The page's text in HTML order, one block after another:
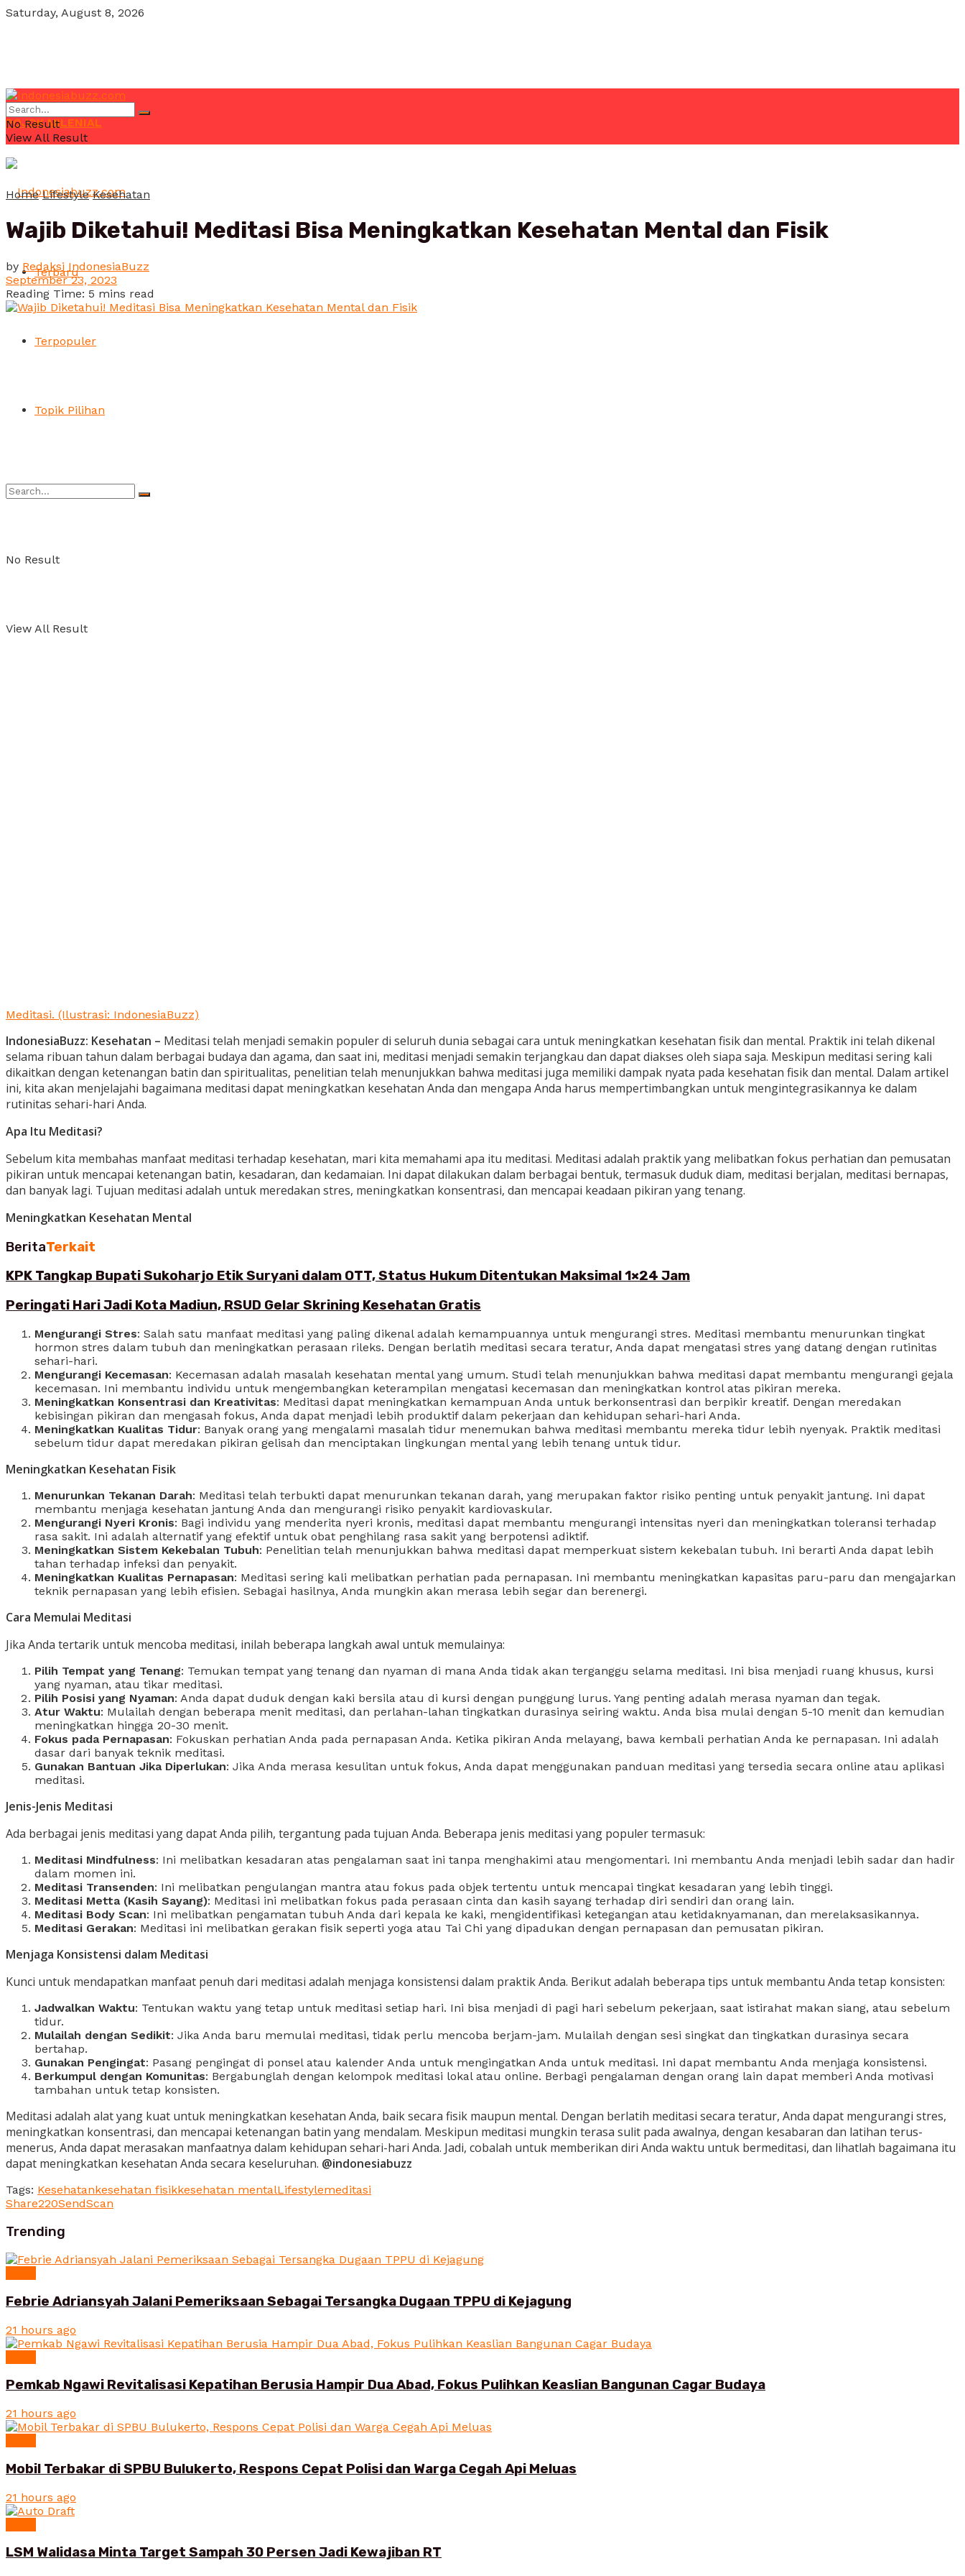
Saturday, August 8, 2026
POJOK MILENIAL
Terbaru
Terpopuler
Topik Pilihan
No Result
View All Result
No Result
View All Result
Home Lifestyle Kesehatan
Wajib Diketahui! Meditasi Bisa Meningkatkan Kesehatan Mental dan Fisik
by Redaksi IndonesiaBuzz
September 23, 2023
Reading Time: 5 mins read
Meditasi. (Ilustrasi: IndonesiaBuzz)
IndonesiaBuzz: Kesehatan – Meditasi telah menjadi semakin populer di seluruh dunia sebagai cara untuk meningkatkan kesehatan fisik dan mental. Praktik ini telah dikenal
selama ribuan tahun dalam berbagai budaya dan agama, dan saat ini, meditasi menjadi semakin terjangkau dan dapat diakses oleh siapa saja. Meskipun meditasi sering kali
dikaitkan dengan ketenangan batin dan spiritualitas, penelitian telah menunjukkan bahwa meditasi juga memiliki dampak nyata pada kesehatan fisik dan mental. Dalam artikel
ini, kita akan menjelajahi bagaimana meditasi dapat meningkatkan kesehatan Anda dan mengapa Anda harus mempertimbangkan untuk mengintegrasikannya ke dalam
rutinitas sehari-hari Anda.
Apa Itu Meditasi?
Sebelum kita membahas manfaat meditasi terhadap kesehatan, mari kita memahami apa itu meditasi. Meditasi adalah praktik yang melibatkan fokus perhatian dan pemusatan
pikiran untuk mencapai ketenangan batin, kesadaran, dan kedamaian. Ini dapat dilakukan dalam berbagai bentuk, termasuk duduk diam, meditasi berjalan, meditasi bernapas,
dan banyak lagi. Tujuan meditasi adalah untuk meredakan stres, meningkatkan konsentrasi, dan mencapai keadaan pikiran yang tenang.
Meningkatkan Kesehatan Mental
BeritaTerkait
KPK Tangkap Bupati Sukoharjo Etik Suryani dalam OTT, Status Hukum Ditentukan Maksimal 1×24 Jam
Peringati Hari Jadi Kota Madiun, RSUD Gelar Skrining Kesehatan Gratis
Mengurangi Stres: Salah satu manfaat meditasi yang paling dikenal adalah kemampuannya untuk mengurangi stres. Meditasi membantu menurunkan tingkat
hormon stres dalam tubuh dan meningkatkan perasaan rileks. Dengan berlatih meditasi secara teratur, Anda dapat mengatasi stres yang datang dengan rutinitas
sehari-hari.
Mengurangi Kecemasan: Kecemasan adalah masalah kesehatan mental yang umum. Studi telah menunjukkan bahwa meditasi dapat membantu mengurangi gejala
kecemasan. Ini membantu individu untuk mengembangkan keterampilan mengatasi kecemasan dan meningkatkan kontrol atas pikiran mereka.
Meningkatkan Konsentrasi dan Kreativitas: Meditasi dapat meningkatkan kemampuan Anda untuk berkonsentrasi dan berpikir kreatif. Dengan meredakan
kebisingan pikiran dan mengasah fokus, Anda dapat menjadi lebih produktif dalam pekerjaan dan kehidupan sehari-hari Anda.
Meningkatkan Kualitas Tidur: Banyak orang yang mengalami masalah tidur menemukan bahwa meditasi membantu mereka tidur lebih nyenyak. Praktik meditasi
sebelum tidur dapat meredakan pikiran gelisah dan menciptakan lingkungan mental yang lebih tenang untuk tidur.
Meningkatkan Kesehatan Fisik
Menurunkan Tekanan Darah: Meditasi telah terbukti dapat menurunkan tekanan darah, yang merupakan faktor risiko penting untuk penyakit jantung. Ini dapat
membantu menjaga kesehatan jantung Anda dan mengurangi risiko penyakit kardiovaskular.
Mengurangi Nyeri Kronis: Bagi individu yang menderita nyeri kronis, meditasi dapat membantu mengurangi intensitas nyeri dan meningkatkan toleransi terhadap
rasa sakit. Ini adalah alternatif yang efektif untuk obat penghilang rasa sakit yang berpotensi adiktif.
Meningkatkan Sistem Kekebalan Tubuh: Penelitian telah menunjukkan bahwa meditasi dapat memperkuat sistem kekebalan tubuh. Ini berarti Anda dapat lebih
tahan terhadap infeksi dan penyakit.
Meningkatkan Kualitas Pernapasan: Meditasi sering kali melibatkan perhatian pada pernapasan. Ini membantu meningkatkan kapasitas paru-paru dan mengajarkan
teknik pernapasan yang lebih efisien. Sebagai hasilnya, Anda mungkin akan merasa lebih segar dan berenergi.
Cara Memulai Meditasi
Jika Anda tertarik untuk mencoba meditasi, inilah beberapa langkah awal untuk memulainya:
Pilih Tempat yang Tenang: Temukan tempat yang tenang dan nyaman di mana Anda tidak akan terganggu selama meditasi. Ini bisa menjadi ruang khusus, kursi
yang nyaman, atau tikar meditasi.
Pilih Posisi yang Nyaman: Anda dapat duduk dengan kaki bersila atau di kursi dengan punggung lurus. Yang penting adalah merasa nyaman dan tegak.
Atur Waktu: Mulailah dengan beberapa menit meditasi, dan perlahan-lahan tingkatkan durasinya seiring waktu. Anda bisa mulai dengan 5-10 menit dan kemudian
meningkatkan hingga 20-30 menit.
Fokus pada Pernapasan: Fokuskan perhatian Anda pada pernapasan Anda. Ketika pikiran Anda melayang, bawa kembali perhatian Anda ke pernapasan. Ini adalah
dasar dari banyak teknik meditasi.
Gunakan Bantuan Jika Diperlukan: Jika Anda merasa kesulitan untuk fokus, Anda dapat menggunakan panduan meditasi yang tersedia secara online atau aplikasi
meditasi.
Jenis-Jenis Meditasi
Ada berbagai jenis meditasi yang dapat Anda pilih, tergantung pada tujuan Anda. Beberapa jenis meditasi yang populer termasuk:
Meditasi Mindfulness: Ini melibatkan kesadaran atas pengalaman saat ini tanpa menghakimi atau mengomentari. Ini membantu Anda menjadi lebih sadar dan hadir
dalam momen ini.
Meditasi Transenden: Ini melibatkan pengulangan mantra atau fokus pada objek tertentu untuk mencapai tingkat kesadaran yang lebih tinggi.
Meditasi Metta (Kasih Sayang): Meditasi ini melibatkan fokus pada perasaan cinta dan kasih sayang terhadap diri sendiri dan orang lain.
Meditasi Body Scan: Ini melibatkan pengamatan tubuh Anda dari kepala ke kaki, mengidentifikasi ketegangan atau ketidaknyamanan, dan merelaksasikannya.
Meditasi Gerakan: Meditasi ini melibatkan gerakan fisik seperti yoga atau Tai Chi yang dipadukan dengan pernapasan dan pemusatan pikiran.
Menjaga Konsistensi dalam Meditasi
Kunci untuk mendapatkan manfaat penuh dari meditasi adalah menjaga konsistensi dalam praktik Anda. Berikut adalah beberapa tips untuk membantu Anda tetap konsisten:
Jadwalkan Waktu: Tentukan waktu yang tetap untuk meditasi setiap hari. Ini bisa menjadi di pagi hari sebelum pekerjaan, saat istirahat makan siang, atau sebelum
tidur.
Mulailah dengan Sedikit: Jika Anda baru memulai meditasi, tidak perlu mencoba berjam-jam. Mulailah dengan sesi singkat dan tingkatkan durasinya secara
bertahap.
Gunakan Pengingat: Pasang pengingat di ponsel atau kalender Anda untuk mengingatkan Anda untuk meditasi. Ini dapat membantu Anda menjaga konsistensi.
Berkumpul dengan Komunitas: Bergabunglah dengan kelompok meditasi lokal atau online. Berbagi pengalaman dengan orang lain dapat memberi Anda motivasi
tambahan untuk tetap konsisten.
Meditasi adalah alat yang kuat untuk meningkatkan kesehatan Anda, baik secara fisik maupun mental. Dengan berlatih meditasi secara teratur, Anda dapat mengurangi stres,
meningkatkan konsentrasi, dan mencapai ketenangan batin yang mendalam. Meskipun meditasi mungkin terasa sulit pada awalnya, dengan kesabaran dan latihan terus-
menerus, Anda dapat merasakan manfaatnya dalam kehidupan sehari-hari Anda. Jadi, cobalah untuk memberikan diri Anda waktu untuk bermeditasi, dan lihatlah bagaimana itu
dapat meningkatkan kesehatan Anda secara keseluruhan. @indonesiabuzz
Tags: Kesehatankesehatan fisikkesehatan mentalLifestylemeditasi
Share220SendScan
Trending
Febrie Adriansyah Jalani Pemeriksaan Sebagai Tersangka Dugaan TPPU di Kejagung
21 hours ago
Pemkab Ngawi Revitalisasi Kepatihan Berusia Hampir Dua Abad, Fokus Pulihkan Keaslian Bangunan Cagar Budaya
21 hours ago
Mobil Terbakar di SPBU Bulukerto, Respons Cepat Polisi dan Warga Cegah Api Meluas
21 hours ago
LSM Walidasa Minta Target Sampah 30 Persen Jadi Kewajiban RT